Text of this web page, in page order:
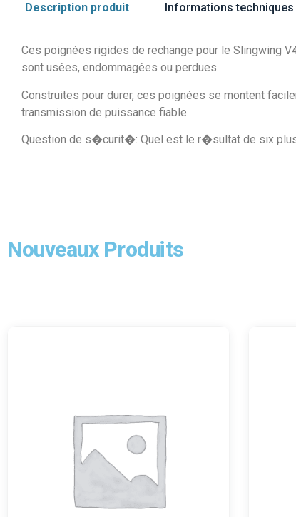
Description produit Informations techniques
Ces poignées rigides de rechange pour le Slingwing
sont usées, endommagées ou perdues.
Construites pour durer, ces poignées se montent
transmission de puissance fiable.
Question de s�curit�: Quel est le r�sultat de six
Nouveaux Produits